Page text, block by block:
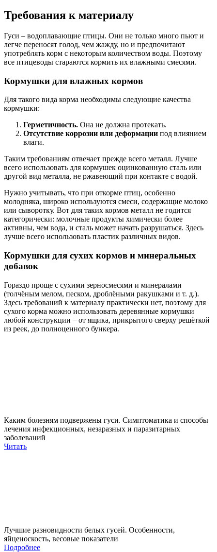
Требования к материалу
Гуси – водоплавающие птицы. Они не только много пьют и
легче переносят голод, чем жажду, но и предпочитают
употреблять корм с некоторым количеством воды. Поэтому
все птицеводы стараются кормить их влажными смесями.
Кормушки для влажных кормов
Для такого вида корма необходимы следующие качества
кормушки:
Герметичность. Она не должна протекать.
Отсутствие коррозии или деформации под влиянием
влаги.
Таким требованиям отвечает прежде всего металл. Лучше
всего использовать для кормушек оцинкованную сталь или
другой вид металла, не ржавеющий при контакте с водой.
Нужно учитывать, что при откорме птиц, особенно
молодняка, широко используются смеси, содержащие молоко
или сыворотку. Вот для таких кормов металл не годится
категорически: молочные продукты химически более
активны, чем вода, и сталь может начать разрушаться. Здесь
лучше всего использовать пластик различных видов.
Кормушки для сухих кормов и минеральных
добавок
Гораздо проще с сухими зерносмесями и минералами
(толчёным мелом, песком, дроблёными ракушками и т. д.).
Здесь требований к материалу практически нет, поэтому для
сухого корма можно использовать деревянные кормушки
любой конструкции – от ящика, прикрытого сверху решёткой
из реек, до полноценного бункера.
Каким болезням подвержены гуси. Симптоматика и способы
лечения инфекционных, незаразных и паразитарных
заболеваний
Читать
Лучшие разновидности белых гусей. Особенности,
яйценоскость, весовые показатели
Подробнее